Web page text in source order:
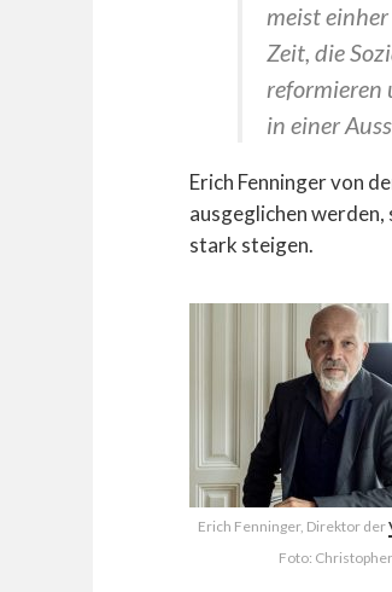
meist
Zeit, die
reformieren
in einer
Erich Fenninger von
ausgeglichen
stark steigen.
Erich Fenninger, Direktor der
Foto: